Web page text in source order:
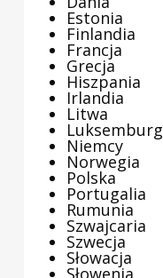
Estonia
Finlandia
Francja
Grecja
Hiszpania
Irlandia
Litwa
Luksemburg
Niemcy
Norwegia
Polska
Portugalia
Rumunia
Szwajcaria
Szwecja
Słowacja